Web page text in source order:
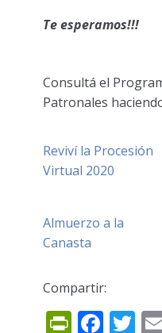
Te esperamos!!!
Consultá el
Patronales
Reviví la Procesión
Virtual 2020
Almuerzo a la
Canasta
Compartir:
Prin
Fac
Twi